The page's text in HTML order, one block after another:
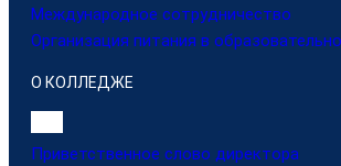
Международное сотрудничество
Организация питания в
О КОЛЛЕДЖЕ
Приветственное слово директора